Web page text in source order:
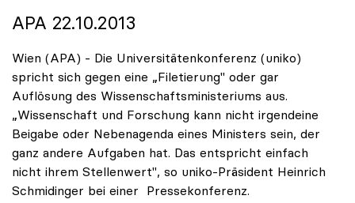
APA 22.10.2013
Wien (APA) - Die Universitätenkonferenz (uniko)
spricht sich gegen eine „Filetierung" oder gar
Auflösung des Wissenschaftsministeriums aus.
„Wissenschaft und Forschung kann nicht irgendeine
Beigabe oder Nebenagenda eines Ministers sein, der
ganz andere Aufgaben hat. Das entspricht einfach
nicht ihrem Stellenwert", so uniko-Präsident Heinrich
Schmidinger bei einer Pressekonferenz.